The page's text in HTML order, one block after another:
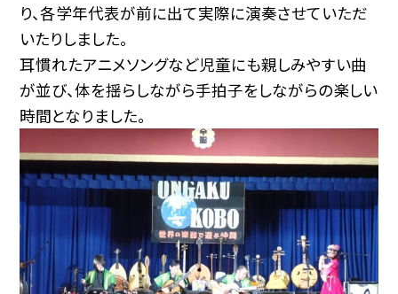
り、各学年代表が前に出て実際に演奏させていただ
いたりしました。
耳慣れたアニメソングなど児童にも親しみやすい曲
が並び、体を揺らしながら手拍子をしながらの楽しい
時間となりました。